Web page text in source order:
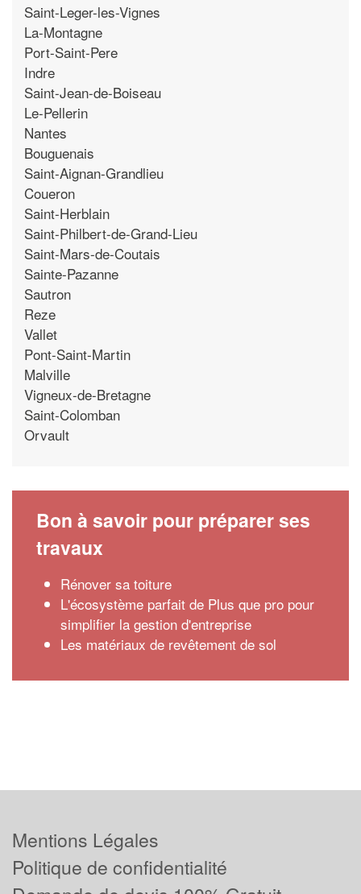
Saint-Leger-les-Vignes
La-Montagne
Port-Saint-Pere
Indre
Saint-Jean-de-Boiseau
Le-Pellerin
Nantes
Bouguenais
Saint-Aignan-Grandlieu
Coueron
Saint-Herblain
Saint-Philbert-de-Grand-Lieu
Saint-Mars-de-Coutais
Sainte-Pazanne
Sautron
Reze
Vallet
Pont-Saint-Martin
Malville
Vigneux-de-Bretagne
Saint-Colomban
Orvault
Bon à savoir pour préparer ses
travaux
Rénover sa toiture
L'écosystème parfait de Plus que pro pour
simplifier la gestion d'entreprise
Les matériaux de revêtement de sol
Mentions Légales
Politique de confidentialité